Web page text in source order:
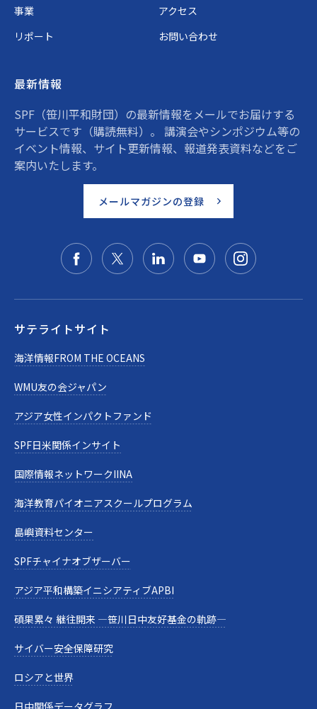
事業
アクセス
リポート
お問い合わせ
最新情報
SPF（笹川平和財団）の最新情報をメールでお届けする
サービスです（購読無料）。 講演会やシンポジウム等の
イベント情報、サイト更新情報、報道発表資料などをご
案内いたします。
メールマガジンの登録
サテライトサイト
海洋情報FROM THE OCEANS
WMU友の会ジャパン
アジア女性インパクトファンド
SPF日米関係インサイト
国際情報ネットワークIINA
海洋教育パイオニアスクールプログラム
島嶼資料センター
SPFチャイナオブザーバー
アジア平和構築イニシアティブAPBI
碩果累々 継往開来 —笹川日中友好基金の軌跡—
サイバー安全保障研究
ロシアと世界
日中関係データグラフ